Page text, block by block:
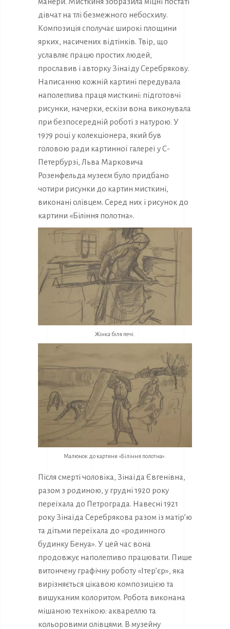
дівчат на тлі безмежного небосхилу.
Композиція сполучає широкі площини
ярких, насичених відтінків. Твір, що
уславляє працю простих людей,
прославив і авторку Зінаїду Серебрякову.
Написанню кожній картині передувала
наполеглива праця мисткині: підготовчі
рисунки, начерки, ескізи вона виконувала
при безпосередній роботі з натурою. У
1979 році у колекціонера, який був
головою ради картинної галереї у С-
Петербурзі, Льва Марковича
Розенфельда музеєм було придбано
чотири рисунки до картин мисткині,
виконані олівцем. Серед них і рисунок до
картини «Біління полотна».
Жінка біля печі.
Малюнок до картини «Біління полотна».
Після смерті чоловіка, Зінаїда Євгенівна,
разом з родиною, у грудні 1920 року
переїхала до Петрограда. Навесні 1921
року Зінаїда Серебрякова разом із матір’ю
та дітьми переїхала до «родинного
будинку Бенуа». У цей час вона
продовжує наполегливо працювати. Пише
витончену графічну роботу «Ітер’єр», яка
вирізняється цікавою композицією та
вишуканим колоритом. Робота виконана
мішаною технікою: аквареллю та
кольоровими олівцями. В музейну